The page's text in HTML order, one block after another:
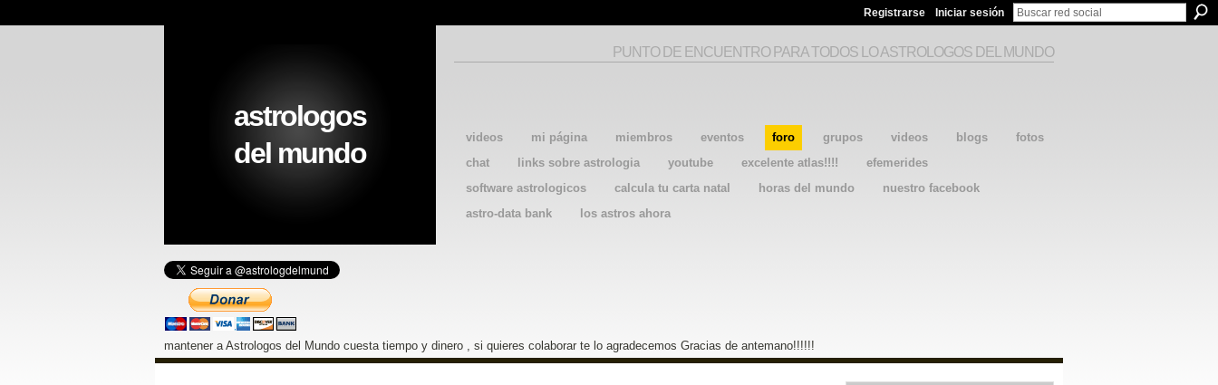
Registrarse Iniciar sesión
videos mi página miembros eventos foro grupos videos blogs
fotos
chat
links sobre astrologia youtube excelente atlas!!!!
efemerides
software astrologicos
calcula tu carta natal horas del mundo
nuestro facebook
astro-data bank
los astros ahora
astrologos
del mundo
PUNTO DE ENCUENTRO PARA TODOS LO ASTROLOGOS DEL MUNDO
mantener a Astrologos del Mundo cuesta tiempo y dinero , si quieres colaborar te lo agradecemos Gracias de antemano!!!!!!